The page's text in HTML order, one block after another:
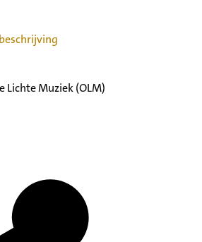
Lichte Muziek (OLM)